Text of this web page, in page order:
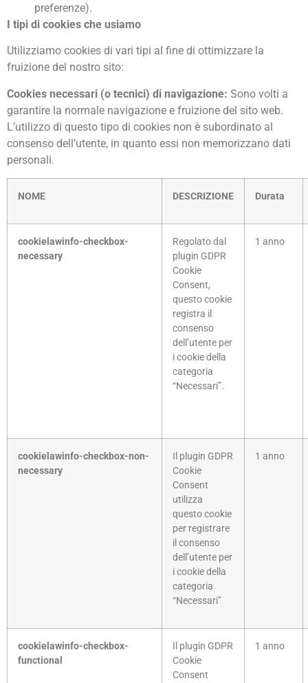
preferenze).
I tipi di cookies che usiamo
Utilizziamo cookies di vari tipi al fine di ottimizzare la
fruizione del nostro sito:
Cookies necessari (o tecnici) di navigazione: Sono volti a
garantire la normale navigazione e fruizione del sito web.
L’utilizzo di questo tipo di cookies non è subordinato al
consenso dell’utente, in quanto essi non memorizzano dati
personali.
NOME DESCRIZIONE Durata
cookielawinfo-checkbox-
necessary
Regolato dal
plugin GDPR
Cookie
Consent,
questo cookie
registra il
consenso
dell’utente per
i cookie della
categoria
“Necessari”.
1 anno
cookielawinfo-checkbox-non-
necessary
Il plugin GDPR
Cookie
Consent
utilizza
questo cookie
per registrare
il consenso
dell’utente per
i cookie della
categoria
“Necessari”
1 anno
cookielawinfo-checkbox-
functional
Il plugin GDPR
Cookie
Consent
1 anno